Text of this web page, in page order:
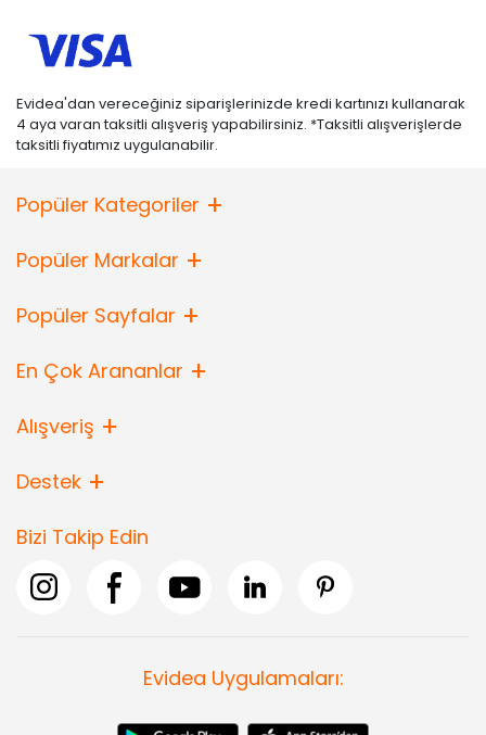
Evidea'dan vereceğiniz siparişlerinizde kredi kartınızı kullanarak
4 aya varan taksitli alışveriş yapabilirsiniz. *Taksitli alışverişlerde
taksitli fiyatımız uygulanabilir.
Popüler Kategoriler
Popüler Markalar
Popüler Sayfalar
En Çok Arananlar
Alışveriş
Destek
Bizi Takip Edin
Evidea Uygulamaları: